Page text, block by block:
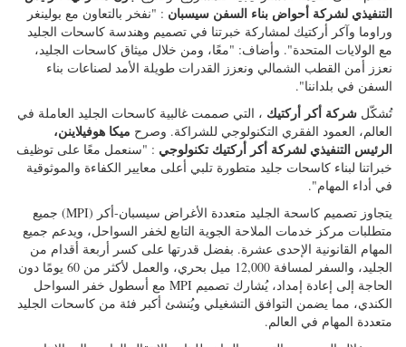
تُشكّلشركة أكر أركتيك، التي صممت غالبية كاسحات الجليد العاملة في
العالم، العمود الفقري التكنولوجي للشراكة. وصرحميكا هوفيلاينن،
الرئيس التنفيذي لشركة أكر أركتيك تكنولوجي: "سنعمل معًا على توظيف
خبراتنا لبناء كاسحات جليد متطورة تلبي أعلى معايير الكفاءة والموثوقية
في أداء المهام".
يتجاوز تصميم كاسحة الجليد متعددة الأغراض سيسبان-أكر (MPI) جميع
متطلبات مركز خدمات الملاحة الجوية التابع لخفر السواحل، ويدعم جميع
المهام القانونية الإحدى عشرة. بفضل قدرتها على كسر أربعة أقدام من
الجليد، والسفر لمسافة 12,000 ميل بحري، والعمل لأكثر من 60 يومًا دون
الكندي، مما يضمن التوافق التشغيلي ويُنشئ أكبر فئة من كاسحات الجليد
متعددة المهام في العالم.
ومن خلال الجمع بين التصميم الجاهز للبناء والانتقال الواضح إلى الإنتاج
الكامل في الولايات المتحدة، تعد الشراكة بتوفير أسرع الحلول وأقلها
مخاطرة لتوفير القدرة القطبية الحرجة لخفر السواحل الأمريكي.